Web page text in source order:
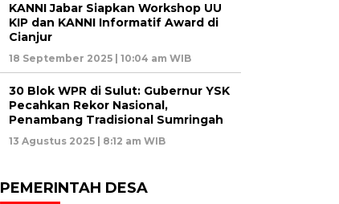
KANNI Jabar Siapkan Workshop UU
KIP dan KANNI Informatif Award di
Cianjur
18 September 2025 | 10:04 am WIB
30 Blok WPR di Sulut: Gubernur YSK
Pecahkan Rekor Nasional,
Penambang Tradisional Sumringah
13 Agustus 2025 | 8:12 am WIB
PEMERINTAH DESA